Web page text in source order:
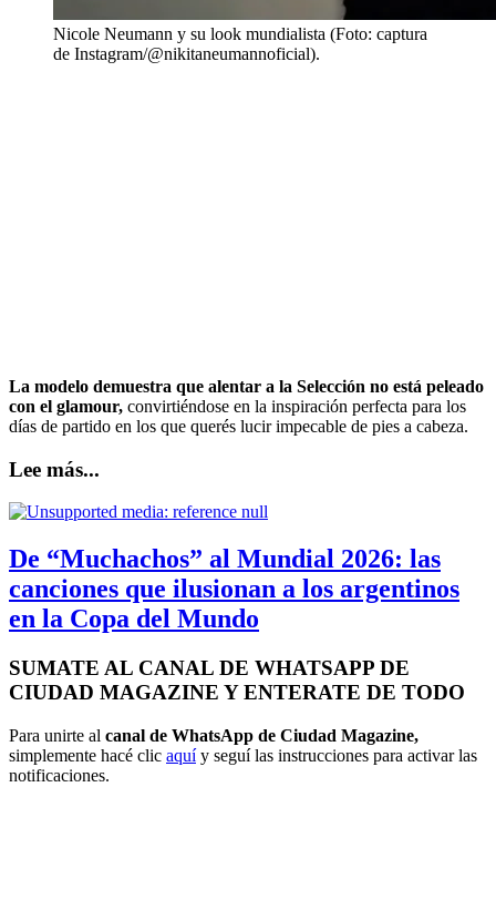
Nicole Neumann y su look mundialista (Foto: captura
de Instagram/@nikitaneumannoficial).
La modelo demuestra que alentar a la Selección no está peleado
con el glamour, convirtiéndose en la inspiración perfecta para los
días de partido en los que querés lucir impecable de pies a cabeza.
Lee más...
De “Muchachos” al Mundial 2026: las
canciones que ilusionan a los argentinos
en la Copa del Mundo
SUMATE AL CANAL DE WHATSAPP DE
CIUDAD MAGAZINE Y ENTERATE DE TODO
Para unirte al canal de WhatsApp de Ciudad Magazine,
simplemente hacé clic aquíy seguí las instrucciones para activar las
notificaciones.